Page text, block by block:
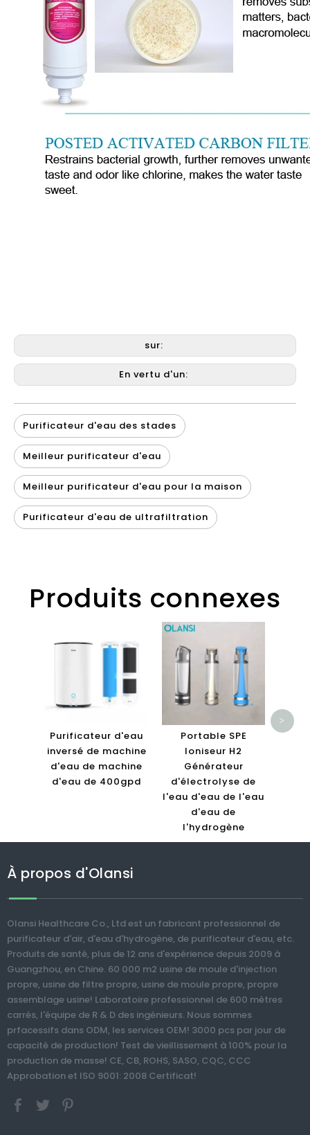
sur:
En vertu d'un:
Purificateur d'eau des stades
Meilleur purificateur d'eau
Meilleur purificateur d'eau pour la maison
Purificateur d'eau de ultrafiltration
Produits connexes
Purificateur d'eau
inversé de machine
d'eau de machine
d'eau de 400gpd
Portable SPE
Ioniseur H2
Générateur
d'électrolyse de
l'eau d'eau de l'eau
d'eau de
l'hydrogène
de
>
À propos d'Olansi
Olansi Healthcare Co., Ltd est un fabricant professionnel de
purificateur d'air, d'eau d'hydrogène, de purificateur d'eau, etc.
Produits de santé, plus de 12 ans d'expérience depuis 2009 à
Guangzhou, en Chine. 60 000 m2 usine de moule d'injection
propre, usine de filtre propre, usine de moule propre, propre
assemblage usine! Laboratoire professionnel de 600 mètres
carrés, l'équipe de R & D des ingénieurs. Nous sommes
prfacessifs dans ODM, les services OEM! 3000 pcs par jour de
capacité de production! Test de vieillissement à 100% pour la
production de masse! CE, CB, ROHS, SASO, CQC, CCC
Approbation et ISO 9001: 2008 Certificat!